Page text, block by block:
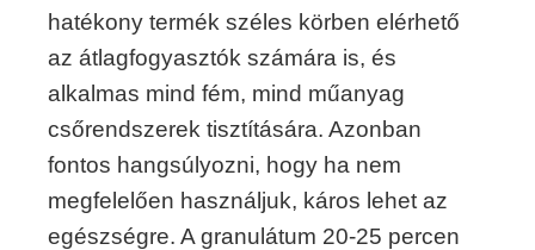
hatékony termék széles körben elérhető
az átlagfogyasztók számára is, és
alkalmas mind fém, mind műanyag
csőrendszerek tisztítására. Azonban
fontos hangsúlyozni, hogy ha nem
megfelelően használjuk, káros lehet az
egészségre. A granulátum 20-25 percen